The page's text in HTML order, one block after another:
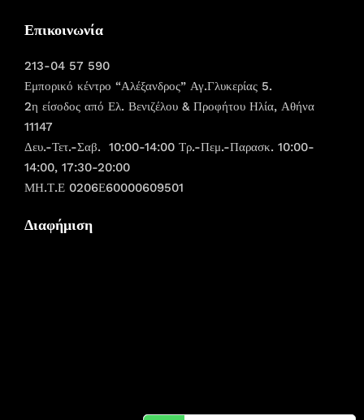
Επικοινωνία
213-04 57 590
Εμπορικό κέντρο “Αλέξανδρος” Αγ.Γλυκερίας 5.
2η είσοδος από Ελ. Βενιζέλου & Προφήτου Ηλία, Αθήνα
11147
Δευ.-Τετ.-Σαβ. 10:00-14:00 Τρ.-Πεμ.-Παρασκ. 10:00-
14:00, 17:30-20:00
ΜΗ.Τ.Ε 0206Ε60000609501
Διαφήμιση